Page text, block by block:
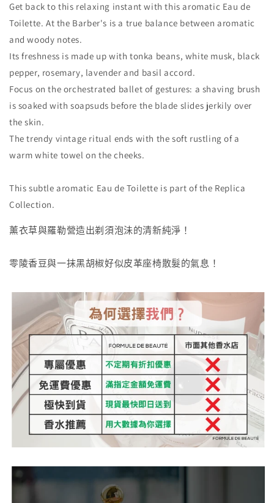
數
量
減
少
數
量
增
加
Get back to this relaxing instant with this aromatic Eau de
Toilette. At the Barber's is a true balance between aromatic
and woody notes.
Its freshness is made up with tonka beans, white musk, black
pepper, rosemary, lavender and basil accord.
Focus on the orchestrated ballet of gestures: a shaving brush
is soaked with soapsuds before the blade slides jerkily over
the skin.
The trendy vintage ritual ends with the soft rustling of a
warm white towel on the cheeks.
This subtle aromatic Eau de Toilette is part of the Replica
Collection.
薰衣草與羅勒營造出剃須泡沬的清新純淨！
零陵香豆與一抹黑胡椒好似皮革座椅散髮的氣息！